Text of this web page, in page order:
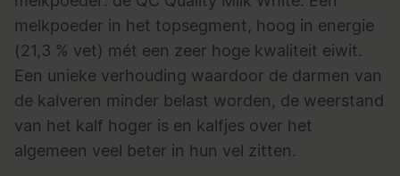
melkpoeder in het topsegment, hoog in energie
(21,3 % vet) mét een zeer hoge kwaliteit eiwit.
Een unieke verhouding waardoor de darmen van
de kalveren minder belast worden, de weerstand
van het kalf hoger is en kalfjes over het
algemeen veel beter in hun vel zitten.